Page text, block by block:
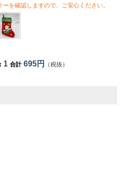
を確認しますので、ご安心ください。
1 合計695円 （税抜）